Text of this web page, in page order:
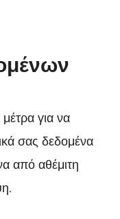
για να
σας δεδομένα
από αθέμιτη